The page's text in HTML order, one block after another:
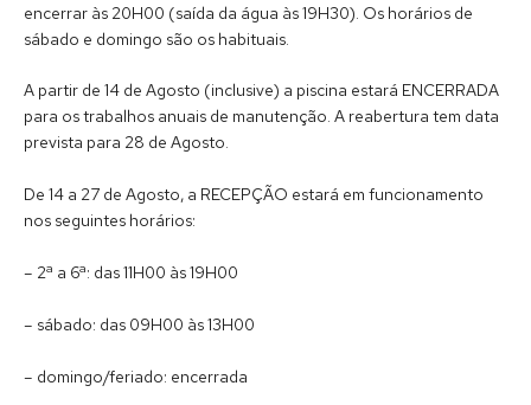
encerrar às 20H00 (saída da água às 19H30). Os horários de
sábado e domingo são os habituais.
A partir de 14 de Agosto (inclusive) a piscina estará ENCERRADA
para os trabalhos anuais de manutenção. A reabertura tem data
prevista para 28 de Agosto.
De 14 a 27 de Agosto, a RECEPÇÃO estará em funcionamento
nos seguintes horários:
– 2ª a 6ª: das 11H00 às 19H00
– sábado: das 09H00 às 13H00
– domingo/feriado: encerrada